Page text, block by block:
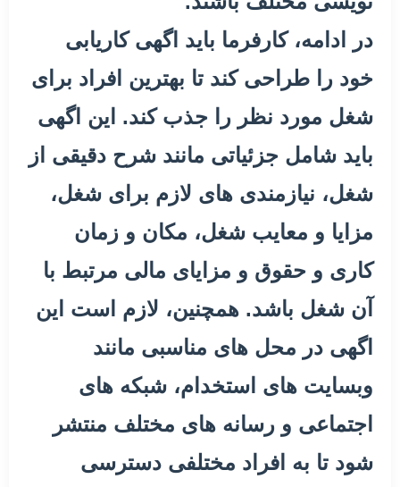
در ادامه، کارفرما باید اگهی کاریابی
خود را طراحی کند تا بهترین افراد برای
شغل مورد نظر را جذب کند. این اگهی
باید شامل جزئیاتی مانند شرح دقیقی از
شغل، نیازمندی های لازم برای شغل،
مزایا و معایب شغل، مکان و زمان
کاری و حقوق و مزایای مالی مرتبط با
آن شغل باشد. همچنین، لازم است این
اگهی در محل های مناسبی مانند
وبسایت های استخدام، شبکه های
اجتماعی و رسانه های مختلف منتشر
شود تا به افراد مختلفی دسترسی